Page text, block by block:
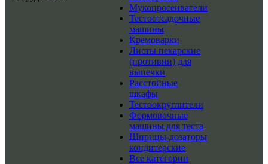
Мукопросеиватели
Тестоотсадочные
машины
Кремоварки
Листы пекарские
(противни) для
выпечки
Расстойные
шкафы
Тестоокруглители
Формовочные
машины для теста
Шприцы-дозаторы
кондитерские
Все категории